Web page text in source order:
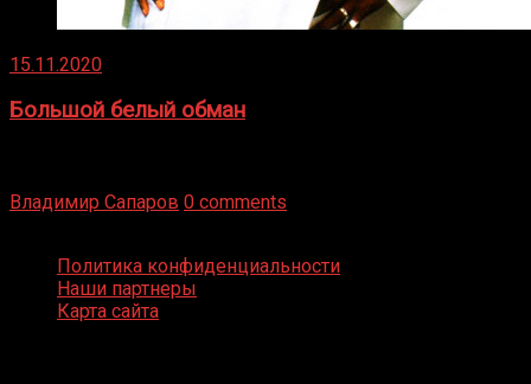
15.11.2020
Большой белый обман
Владимир Сапаров 0 comments
Политика конфиденциальности
Наши партнеры
Карта сайта